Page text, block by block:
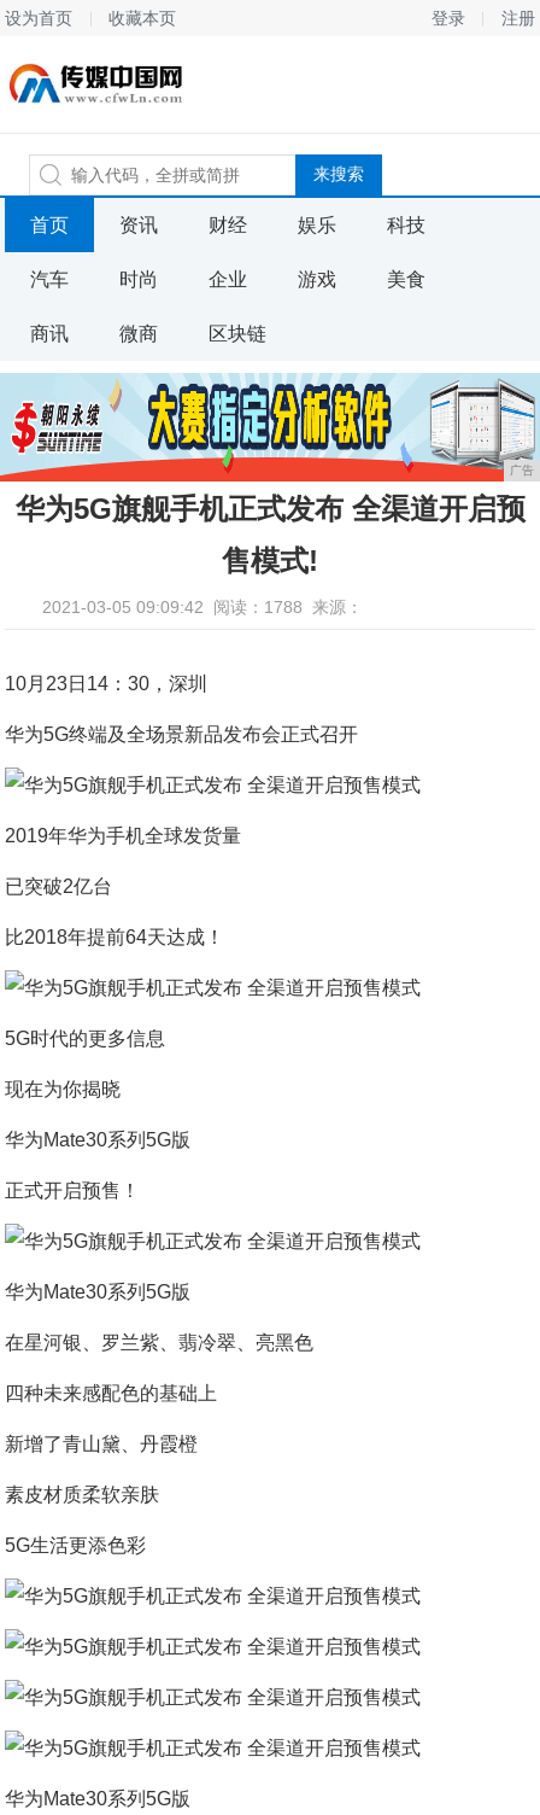
设为首页 收藏本页 登录 注册
首页 资讯 财经 娱乐 科技
汽车 时尚 企业 游戏 美食
商讯 微商 区块链
广告
华为5G旗舰手机正式发布 全渠道开启预
售模式!
2021-03-05 09:09:42 阅读：1788 来源：
10月23日14：30，深圳
华为5G终端及全场景新品发布会正式召开
2019年华为手机全球发货量
已突破2亿台
比2018年提前64天达成！
5G时代的更多信息
现在为你揭晓
华为Mate30系列5G版
正式开启预售！
华为Mate30系列5G版
在星河银、罗兰紫、翡冷翠、亮黑色
四种未来感配色的基础上
新增了青山黛、丹霞橙
素皮材质柔软亲肤
5G生活更添色彩
华为Mate30系列5G版